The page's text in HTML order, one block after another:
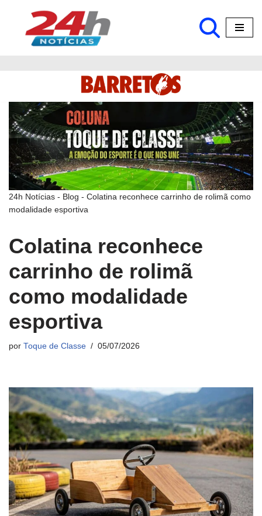
Pular
24h Notícias - Blog - Colatina reconhece carrinho de rolimã como
modalidade esportiva
Colatina reconhece
carrinho de rolimã
como modalidade
esportiva
por Toque de Classe 05/07/2026